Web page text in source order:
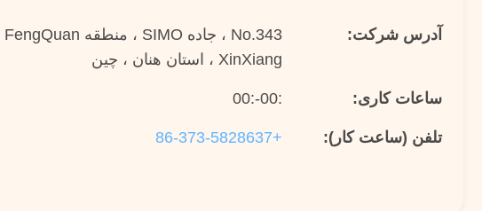
آدرس شرکت:
XinXiang ، استان هنان ، چین
ساعات کاری: :00-:00
تلفن (ساعت کار): +86-373-5828637